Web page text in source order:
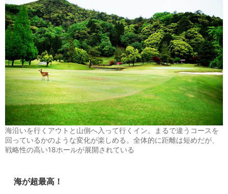
海沿いを行くアウトと山側へ入って行くイン。まるで違うコースを
回っているかのような変化が楽しめる。全体的に距離は短めだが、
戦略性の高い18ホールが展開されている
海が超最高！